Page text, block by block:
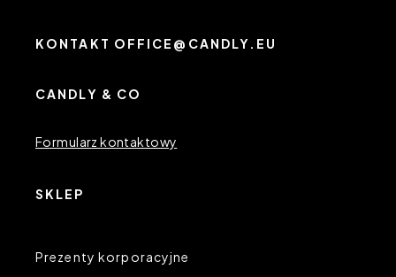
KONTAKT OFFICE@CANDLY.EU
CANDLY & CO
Formularz kontaktowy
SKLEP
Prezenty korporacyjne